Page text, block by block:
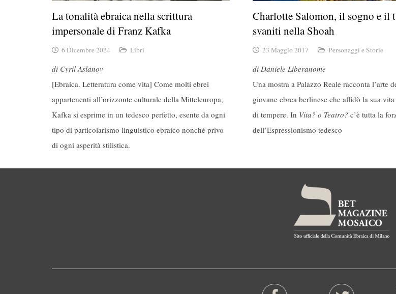
La tonalità ebraica nella scrittura
impersonale di Franz Kafka
6 Dicembre 2024 Libri
di Cyril Aslanov
[Ebraica. Letteratura come vita] Come molti ebrei
appartenenti all’orizzonte culturale della Mitteleuropa,
Kafka si esprime in un tedesco perfetto, esente da ogni
tipo di particolarismo linguistico ebraico nonché privo
di ogni asperità stilistica.
Charlotte Salomon, il sogno e il
svaniti nella Shoah
23 Maggio 2017 Personaggi e Storie
di Daniele Liberanome
Una mostra a Palazzo Reale racconta l’arte
giovane ebrea berlinese che affidò la sua
di tempere. In Vita? o Teatro? c’è tutta la
dell’Espressionismo tedesco